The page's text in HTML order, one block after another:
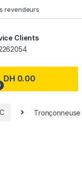
revendeurs
Clients
DH 0.00
Tronçonneuse